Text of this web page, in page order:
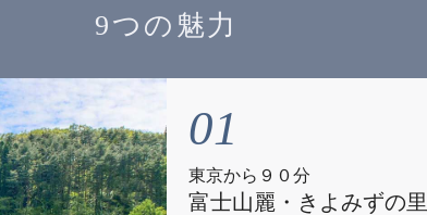
9つの魅力
01
東京から９０分
富士山麗・きよみずの里